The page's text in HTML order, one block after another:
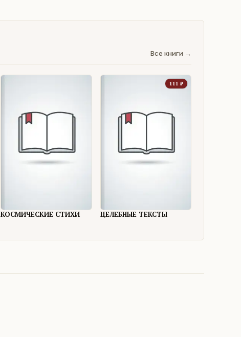
Все книги →
КОСМИЧЕСКИЕ СТИХИ
111 ₽
ЦЕЛЕБНЫЕ ТЕКСТЫ